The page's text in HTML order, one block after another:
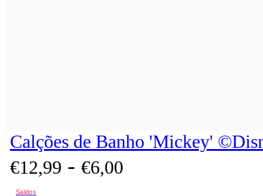
Calções de Banho 'Mickey'
€12,99 - €6,00
Saldos